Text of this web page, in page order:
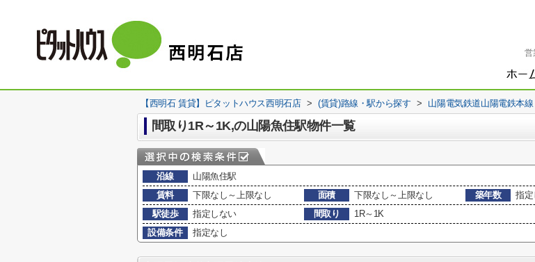
営
【西明石 賃貸】ピタットハウス西明石店 > (賃貸)路線・駅から探す > 山陽電気鉄道山陽電鉄本線
間取り1R～1K,の山陽魚住駅物件一覧
沿線
山陽魚住駅
賃料
下限なし～上限なし 面積 下限なし～上限なし 築年数
指定
駅徒歩
指定しない 間取り
1R～1K
設備条件
指定なし